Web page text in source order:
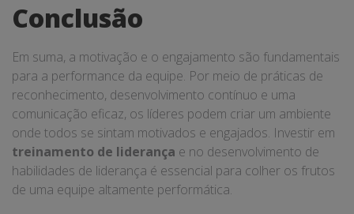
Conclusão
Em suma, a motivação e o engajamento são fundamentais
para a performance da equipe. Por meio de práticas de
reconhecimento, desenvolvimento contínuo e uma
comunicação eficaz, os líderes podem criar um ambiente
onde todos se sintam motivados e engajados. Investir em
treinamento de liderança e no desenvolvimento de
habilidades de liderança é essencial para colher os frutos
de uma equipe altamente performática.